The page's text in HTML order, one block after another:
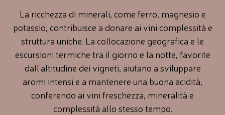
La ricchezza di minerali, come ferro, magnesio e
potassio, contribuisce a donare ai vini complessità e
struttura uniche. La collocazione geografica e le
escursioni termiche tra il giorno e la notte, favorite
dall’altitudine dei vigneti, aiutano a sviluppare
aromi intensi e a mantenere una buona acidità,
conferendo ai vini freschezza, mineralità e
complessità allo stesso tempo.